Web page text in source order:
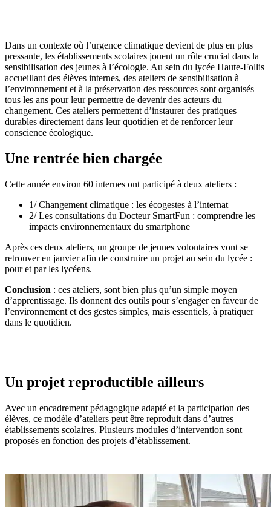
Dans un contexte où l’urgence climatique devient de plus en plus
pressante, les établissements scolaires jouent un rôle crucial dans la
sensibilisation des jeunes à l’écologie. Au sein du lycée Haute-Follis
accueillant des élèves internes, des ateliers de sensibilisation à
l’environnement et à la préservation des ressources sont organisés
tous les ans pour leur permettre de devenir des acteurs du
changement. Ces ateliers permettent d’instaurer des pratiques
durables directement dans leur quotidien et de renforcer leur
conscience écologique.
Une rentrée bien chargée
Cette année environ 60 internes ont participé à deux ateliers :
1/ Changement climatique : les écogestes à l’internat
2/ Les consultations du Docteur SmartFun : comprendre les
impacts environnementaux du smartphone
Après ces deux ateliers, un groupe de jeunes volontaires vont se
retrouver en janvier afin de construire un projet au sein du lycée :
pour et par les lycéens.
Conclusion : ces ateliers, sont bien plus qu’un simple moyen
d’apprentissage. Ils donnent des outils pour s’engager en faveur de
l’environnement et des gestes simples, mais essentiels, à pratiquer
dans le quotidien.
Un projet reproductible ailleurs
Avec un encadrement pédagogique adapté et la participation des
élèves, ce modèle d’ateliers peut être reproduit dans d’autres
établissements scolaires. Plusieurs modules d’intervention sont
proposés en fonction des projets d’établissement.